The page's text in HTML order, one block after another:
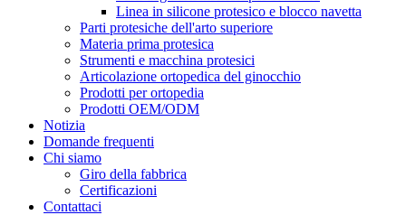
Linea in silicone protesico e blocco navetta
Parti protesiche dell'arto superiore
Materia prima protesica
Strumenti e macchina protesici
Articolazione ortopedica del ginocchio
Prodotti per ortopedia
Prodotti OEM/ODM
Notizia
Domande frequenti
Chi siamo
Giro della fabbrica
Certificazioni
Contattaci